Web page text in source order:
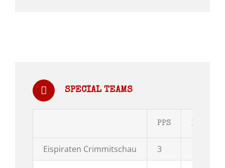
SPECIAL TEAMS
PPS PPG
Eispiraten Crimmitschau 3 1